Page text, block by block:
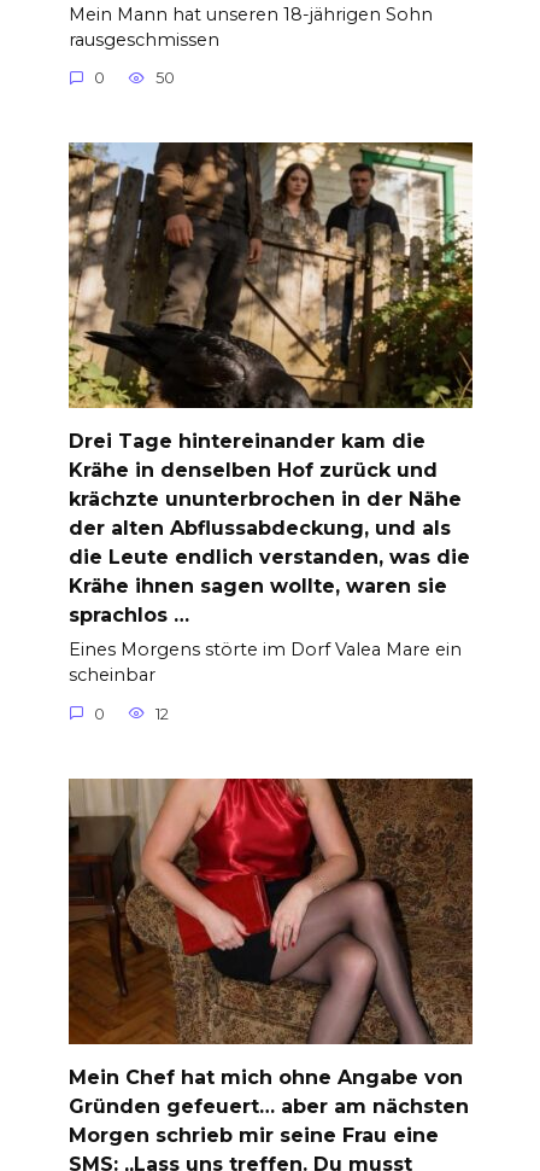
Mein Mann hat unseren 18-jährigen Sohn
rausgeschmissen
0 50
Drei Tage hintereinander kam die
Krähe in denselben Hof zurück und
krächzte ununterbrochen in der Nähe
der alten Abflussabdeckung, und als
die Leute endlich verstanden, was die
Krähe ihnen sagen wollte, waren sie
sprachlos …
Eines Morgens störte im Dorf Valea Mare ein
scheinbar
0 12
Mein Chef hat mich ohne Angabe von
Gründen gefeuert… aber am nächsten
Morgen schrieb mir seine Frau eine
SMS: „Lass uns treffen. Du musst